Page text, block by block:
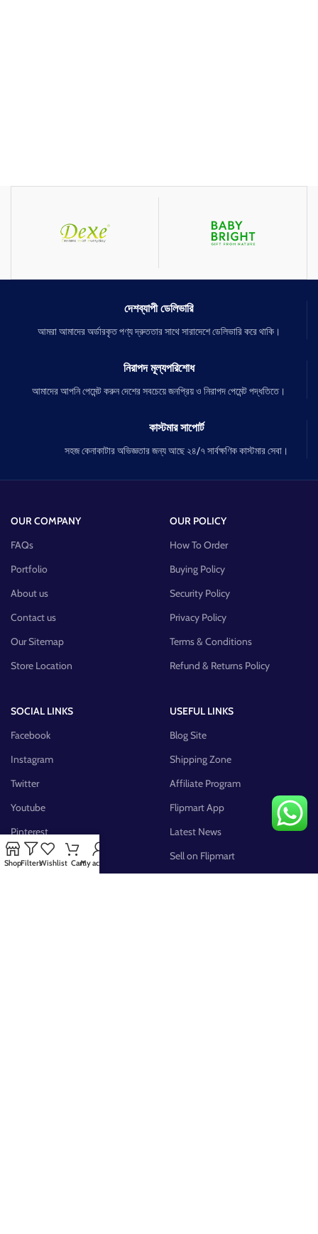
দেশব্যাপী ডেলিভারি
আমরা আমাদের অর্ডারকৃত পণ্য দ্রুততার সাথে সারাদেশে ডেলিভারি করে থাকি।
নিরাপদ মূল্যপরিশোধ
আমাদের আপনি পেমেন্ট করুন দেশের সবচেয়ে জনপ্রিয় ও নিরাপদ পেমেন্ট পদ্ধতিতে।
কাস্টমার সাপোর্ট
সহজ কেনাকাটার অভিজ্ঞতার জন্য আছে ২৪/৭ সার্বক্ষণিক কাস্টমার সেবা।
OUR COMPANY
FAQs
Portfolio
About us
Contact us
Our Sitemap
Store Location
OUR POLICY
How To Order
Buying Policy
Security Policy
Privacy Policy
Terms & Conditions
Refund & Returns Policy
SOCIAL LINKS
Facebook
Instagram
Twitter
Youtube
Pinterest
FB Group
USEFUL LINKS
Blog Site
Shipping Zone
Affiliate Program
Flipmart App
Latest News
Sell on Flipmart
ShopFiltersWishlist CartMy account